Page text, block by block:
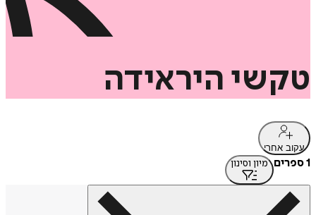
טקשי היראידה
עקוב אחרי
1 ספרים מיון וסינון